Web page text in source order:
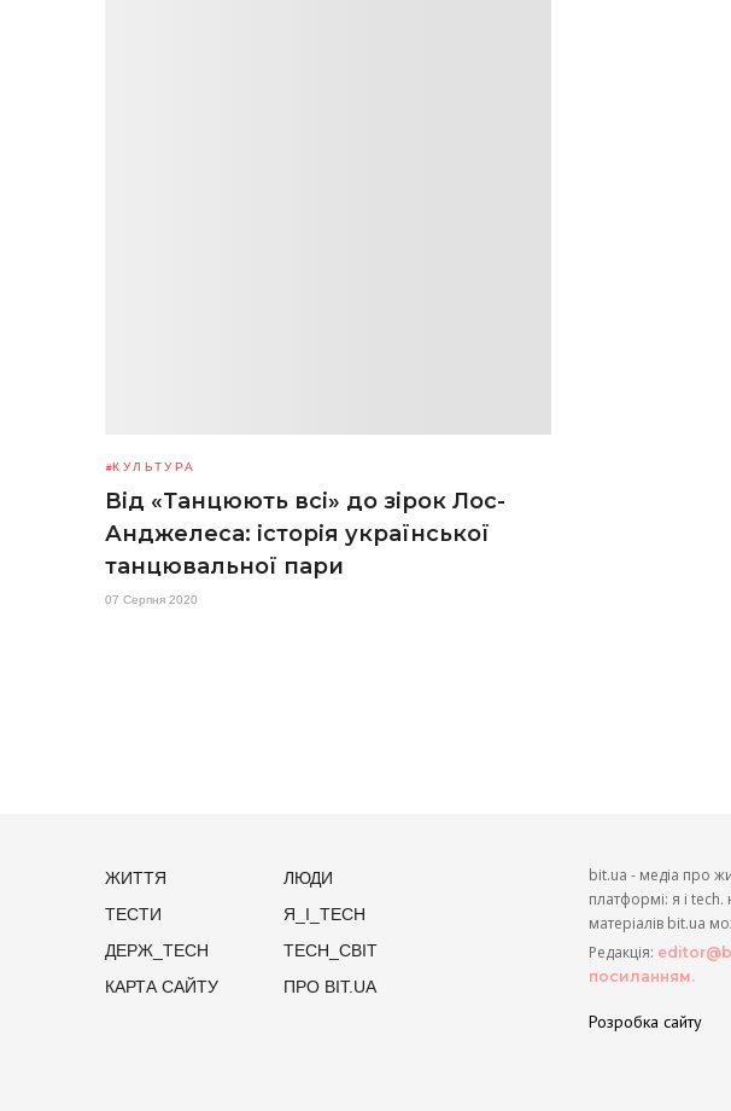
КУЛЬТУРА
Від «Танцюють всі» до зірок Лос-
Анджелеса: історія української
танцювальної пари
07 Серпня 2020
ЖИТТЯ
ЛЮДИ
ТЕСТИ
Я_І_TECH
ДЕРЖ_TECH
TECH_СВІТ
КАРТА САЙТУ
ПРО BIT.UA
bit.ua - медіа про
платформі: я і tech.
матеріалів bit.ua
Редакція:
посиланням.
Розробка сайту